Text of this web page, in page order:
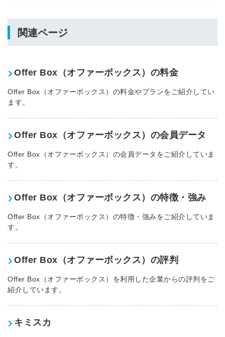
関連ページ
Offer Box（オファーボックス）の料金
Offer Box（オファーボックス）の料金やプランをご紹介してい
ます。
Offer Box（オファーボックス）の会員データ
Offer Box（オファーボックス）の会員データをご紹介していま
す。
Offer Box（オファーボックス）の特徴・強み
Offer Box（オファーボックス）の特徴・強みをご紹介していま
す。
Offer Box（オファーボックス）の評判
Offer Box（オファーボックス）を利用した企業からの評判をご
紹介しています。
キミスカ